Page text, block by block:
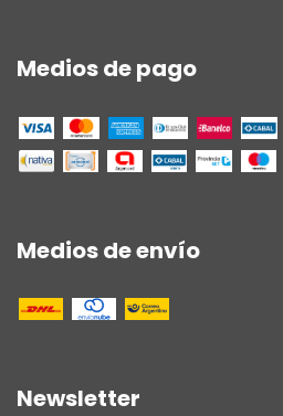
Medios de pago
Medios de envío
Newsletter